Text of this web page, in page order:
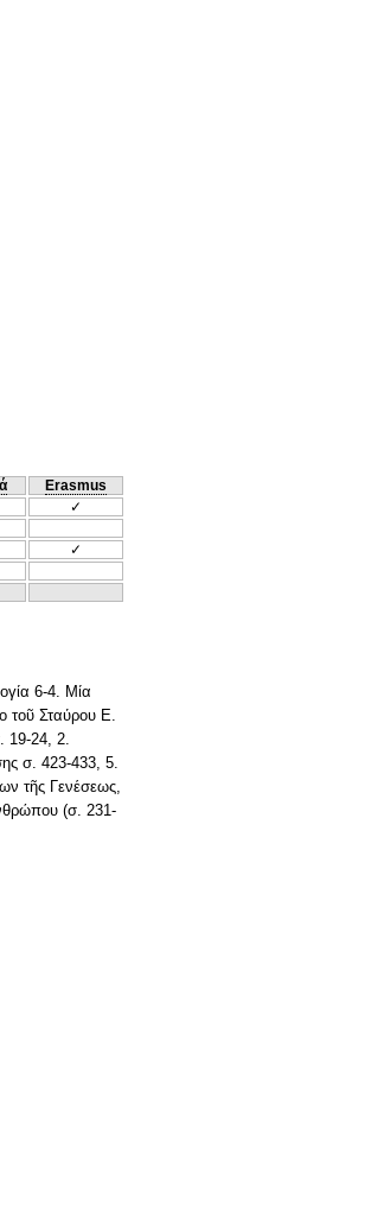
Erasmus
✓
✓
6-4. Μία
τοῦ Σταύρου E.
19-24, 2.
σ. 423-433, 5.
τῆς Γενέσεως,
(σ. 231-